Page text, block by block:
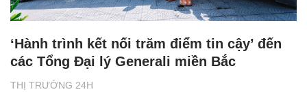
THỊ TRƯỜNG 24H
‘Hành trình kết nối trăm điểm tin cậy’ đến
các Tổng Đại lý Generali miền Bắc